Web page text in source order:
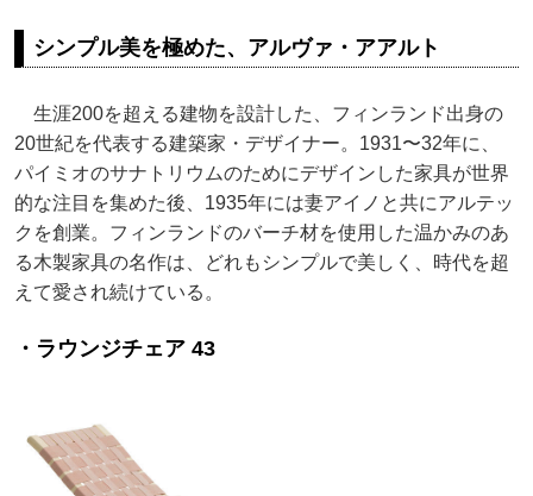
シンプル美を極めた、アルヴァ・アアルト
生涯200を超える建物を設計した、フィンランド出身の
20世紀を代表する建築家・デザイナー。1931〜32年に、
パイミオのサナトリウムのためにデザインした家具が世界
的な注目を集めた後、1935年には妻アイノと共にアルテッ
クを創業。フィンランドのバーチ材を使用した温かみのあ
る木製家具の名作は、どれもシンプルで美しく、時代を超
えて愛され続けている。
・ラウンジチェア 43